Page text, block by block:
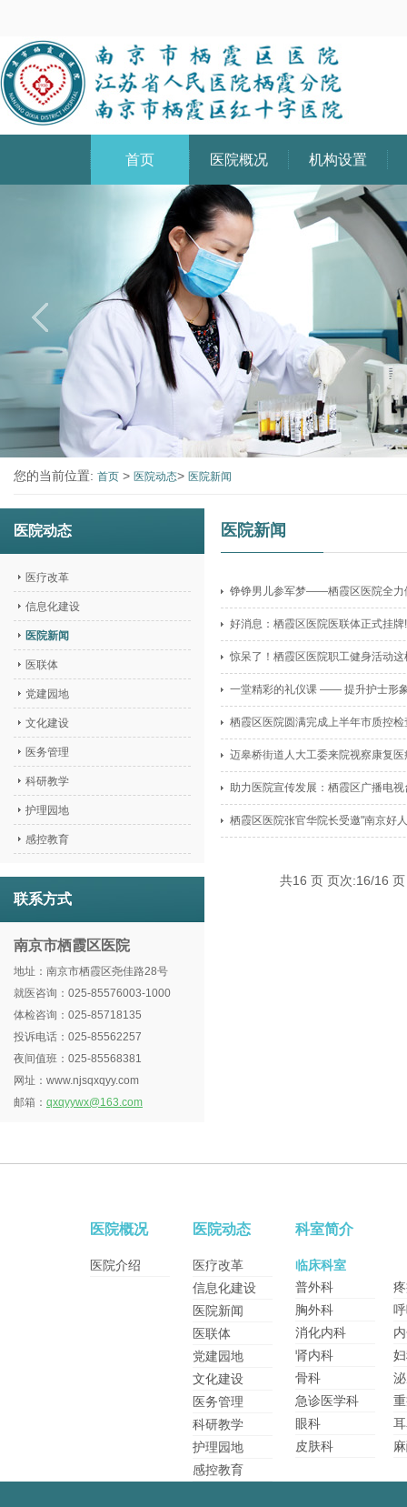
首页 医院概况 机构设置
您的当前位置: 首页 > 医院动态> 医院新闻
医院动态
医疗改革
信息化建设
医院新闻
医联体
党建园地
文化建设
医务管理
科研教学
护理园地
感控教育
联系方式
南京市栖霞区医院
地址：南京市栖霞区尧佳路28号
就医咨询：025-85576003-1000
体检咨询：025-85718135
投诉电话：025-85562257
夜间值班：025-85568381
网址：www.njsqxqyy.com
邮箱： qxqyywx@163.com
医院新闻
铮铮男儿参军梦——栖霞区医院全
好消息：栖霞区医院医联体正式挂牌!
惊呆了！栖霞区医院职工健身活动这
一堂精彩的礼仪课 —— 提升护士形
栖霞区医院圆满完成上半年市质控检
迈皋桥街道人大工委来院视察康复医
助力医院宣传发展：栖霞区广播电
栖霞区医院张官华院长受邀"南京
共16 页 页次:16/16 页
医院概况
医院介绍
医院动态
医疗改革
信息化建设
医院新闻
医联体
党建园地
文化建设
医务管理
科研教学
护理园地
感控教育
科室简介
临床科室
普外科
胸外科
消化内科
肾内科
骨科
急诊医学科
眼科
皮肤科